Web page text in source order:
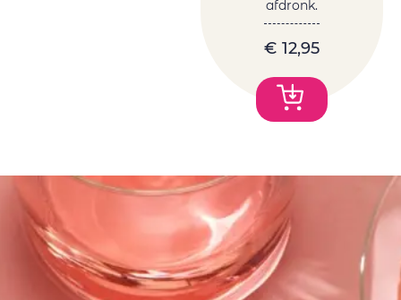
afdronk.
€ 12,95